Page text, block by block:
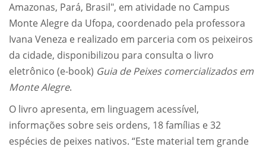
Amazonas, Pará, Brasil", em atividade no Campus
Monte Alegre da Ufopa, coordenado pela professora
Ivana Veneza e realizado em parceria com os peixeiros
da cidade, disponibilizou para consulta o livro
eletrônico (e-book) Guia de Peixes comercializados em
Monte Alegre.
O livro apresenta, em linguagem acessível,
informações sobre seis ordens, 18 famílias e 32
espécies de peixes nativos. “Este material tem grande